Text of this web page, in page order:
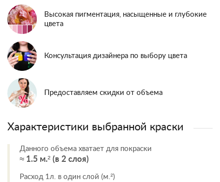
Высокая пигментация, насыщенные и глубокие
цвета
Консультация дизайнера по выбору цвета
Предоставляем скидки от объема
Характеристики выбранной краски
Данного объема хватает для покраски
≈ 1.5 м.² (в 2 слоя)
Расход 1л. в один слой (м.²)